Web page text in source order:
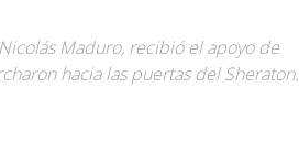
Maduro, recibió el apoyo de
hacia las puertas del Sheraton.